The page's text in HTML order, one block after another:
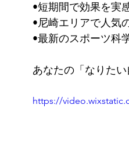
•短期間で効果を実
•尼崎エリアで人気
•最新のスポーツ科
あなたの「なりた
https://